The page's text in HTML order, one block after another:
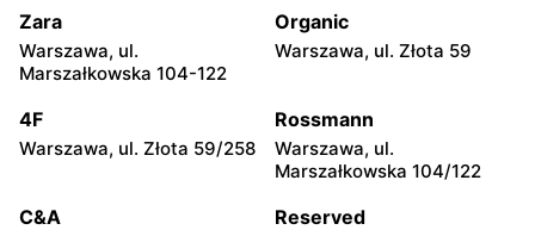
Śląskich 106
EMPiK
20
EMPiK
25
EMPiK
Ostrobramska 75C
EMPiK
Tadeusza Pełczyńskiego 14
Zara
Warszawa, ul.
Marszałkowska 104-122
Organic
Warszawa, ul. Złota 59
4F
Warszawa, ul. Złota 59/258
Rossmann
Warszawa, ul.
Marszałkowska 104/122
C&A Reserved